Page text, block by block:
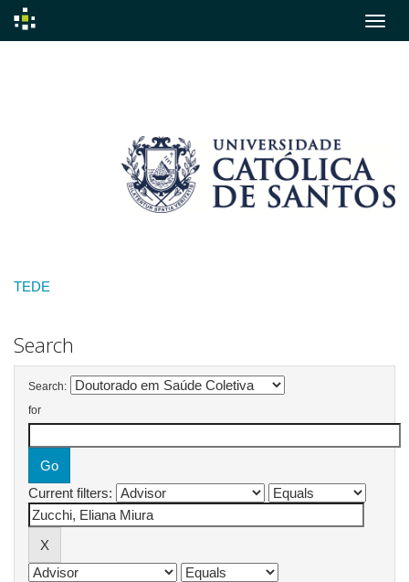
TEDE
Search
Search:
for
Current filters: